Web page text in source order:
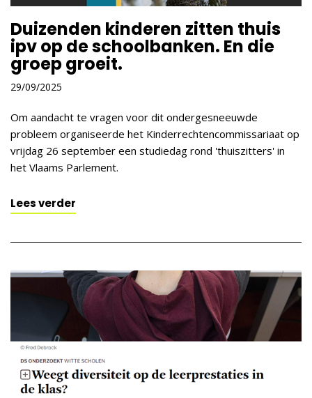
Duizenden kinderen zitten thuis
ipv op de schoolbanken. En die
groep groeit.
29/09/2025
Om aandacht te vragen voor dit ondergesneeuwde
probleem organiseerde het Kinderrechtencommissariaat op
vrijdag 26 september een studiedag rond 'thuiszitters' in
het Vlaams Parlement.
Lees verder